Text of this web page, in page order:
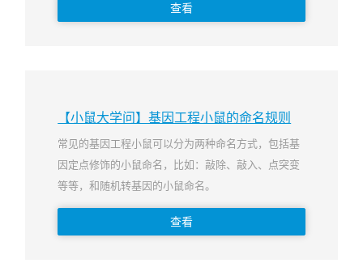
查看
【小鼠大学问】基因工程小鼠的命名规则
常见的基因工程小鼠可以分为两种命名方式，包括基
因定点修饰的小鼠命名，比如：敲除、敲入、点突变
等等，和随机转基因的小鼠命名。
查看